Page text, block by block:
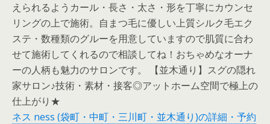
えられるようカール・長さ・太さ・形を丁寧にカウンセ
リングの上で施術。自まつ毛に優しい上質シルク毛エク
ステ・数種類のグルーを用意していますので肌質に合わ
せて施術してくれるので相談してね！おちゃめなオーナ
ーの人柄も魅力のサロンです。 【並木通り】スグの隠れ
家サロン♪技術・素材・接客◎アットホーム空間で極上の
仕上がり★
ネス ness (袋町・中町・三川町・並木通り)の詳細・予約